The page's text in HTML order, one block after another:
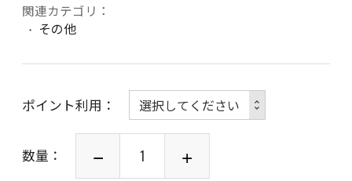
関連カテゴリ：
その他
ポイント利用
数量：